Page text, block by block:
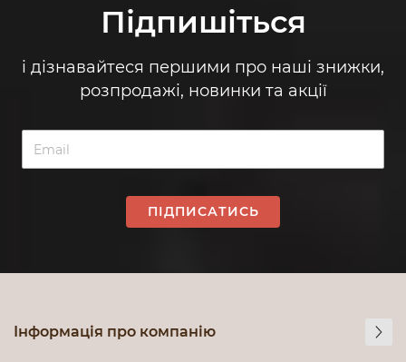
Підпишіться
і дізнавайтеся першими про наші знижки,
розпродажі, новинки та акції
ПІДПИСАТИСЬ
Інформація про компанію